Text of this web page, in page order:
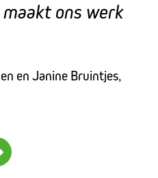
ons werk
en Janine Bruintjes,